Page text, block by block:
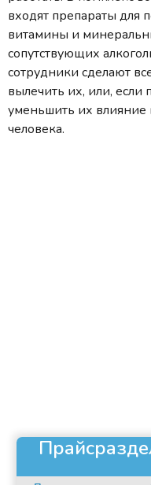
входят препараты для
витамины и
сопутствующих
сотрудники сделают
вылечить их, или, если
уменьшить их влияние
человека.